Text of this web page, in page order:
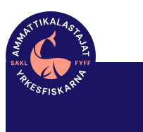
SAKL ARTIKKELIT